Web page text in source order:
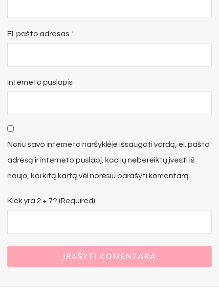
El. pašto adresas *
Interneto puslapis
Noriu savo interneto naršyklėje išsaugoti vardą, el. pašto
adresą ir interneto puslapį, kad jų nebereiktų įvesti iš
naujo, kai kitą kartą vėl norėsiu parašyti komentarą.
Kiek yra 2 + 7? (Required)